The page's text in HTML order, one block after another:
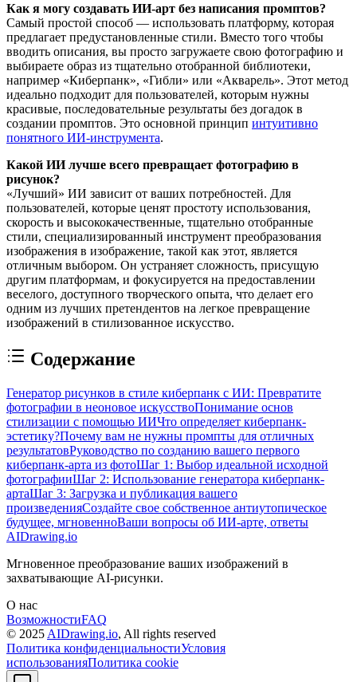
Как я могу создавать ИИ-арт без написания промптов?
Самый простой способ — использовать платформу, которая
предлагает предустановленные стили. Вместо того чтобы
вводить описания, вы просто загружаете свою фотографию и
выбираете образ из тщательно отобранной библиотеки,
например «Киберпанк», «Гибли» или «Акварель». Этот метод
идеально подходит для пользователей, которым нужны
красивые, последовательные результаты без догадок в
создании промптов. Это основной принцип интуитивно
понятного ИИ-инструмента.
Какой ИИ лучше всего превращает фотографию в
рисунок?
«Лучший» ИИ зависит от ваших потребностей. Для
пользователей, которые ценят простоту использования,
скорость и высококачественные, тщательно отобранные
стили, специализированный инструмент преобразования
изображения в изображение, такой как этот, является
отличным выбором. Он устраняет сложность, присущую
другим платформам, и фокусируется на предоставлении
веселого, доступного творческого опыта, что делает его
одним из лучших претендентов на легкое превращение
изображений в стилизованное искусство.
Содержание
Генератор рисунков в стиле киберпанк с ИИ: Превратите
фотографии в неоновое искусствоПонимание основ
стилизации с помощью ИИЧто определяет киберпанк-
эстетику?Почему вам не нужны промпты для отличных
результатовРуководство по созданию вашего первого
киберпанк-арта из фотоШаг 1: Выбор идеальной исходной
фотографииШаг 2: Использование генератора киберпанк-
артаШаг 3: Загрузка и публикация вашего
произведенияСоздайте свое собственное антиутопическое
будущее, мгновенноВаши вопросы об ИИ-арте, ответы
AIDrawing.io
Мгновенное преобразование ваших изображений в
захватывающие AI-рисунки.
О нас
ВозможностиFAQ
© 2025 AIDrawing.io, All rights reserved
Политика конфиденциальностиУсловия
использованияПолитика cookie